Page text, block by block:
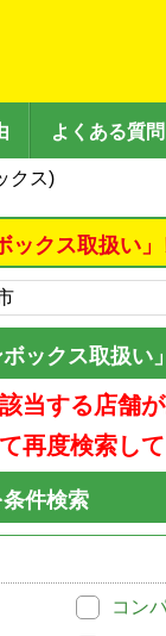
よくある質問
クス)
クス取扱い
ックス取扱い
当する店舗が
再度検索して
件検索
コン